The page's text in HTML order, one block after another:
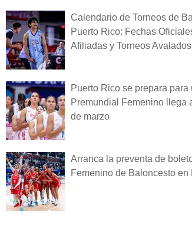
Calendario de Torneos de
Puerto Rico: Fechas
Afiliadas y Torneos Avalados
Puerto Rico se prepara para
Premundial Femenino llega
de marzo
Arranca la preventa de
Femenino de Baloncesto en